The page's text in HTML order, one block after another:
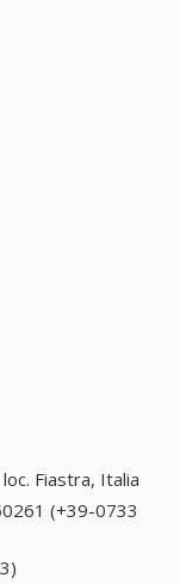
Fiastra, Italia
(+39-0733
550261)